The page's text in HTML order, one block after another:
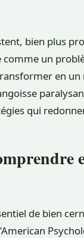
bien plus
comme un
en
qui
de bien